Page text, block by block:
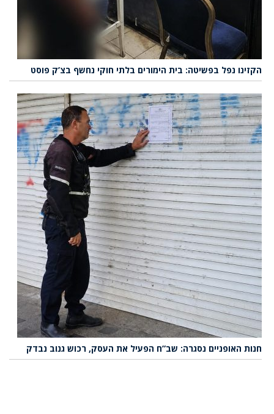
הקזינו נפל בפשיטה: בית הימורים בלתי חוקי נחשף בצ’ק פוסט
חנות האופניים נסגרה: שב”ח הפעיל את העסק, רכוש גנוב נבדק